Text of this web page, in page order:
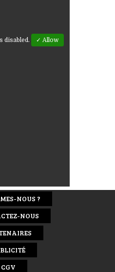
disabled. ✓ Allow
NOUS ?
NOUS
CGV